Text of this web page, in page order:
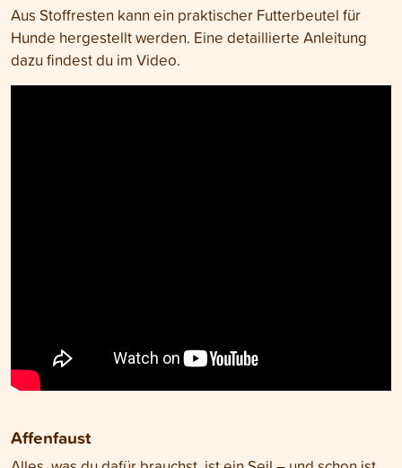
Aus Stoffresten kann ein praktischer Futterbeutel für
Hunde hergestellt werden. Eine detaillierte Anleitung
dazu findest du im Video.
Affenfaust